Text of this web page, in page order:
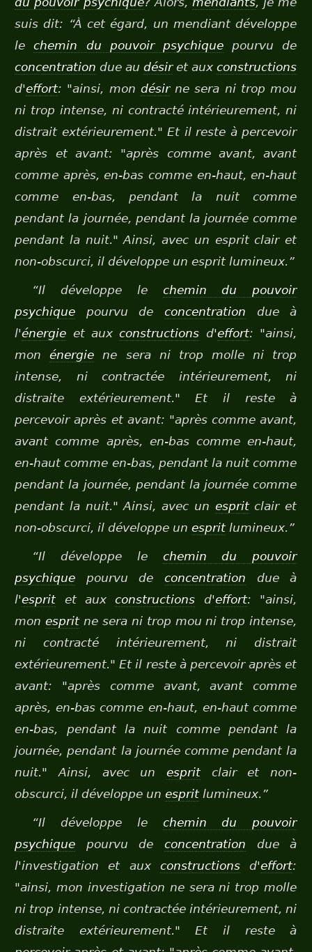
suis dit: “À cet égard, un mendiant développe
lechemin du pouvoir psychiquepourvu de
concentration due audésiret auxconstructions
d'effort: "ainsi, mon désirne sera ni trop mou
ni trop intense, ni contracté intérieurement, ni
distrait extérieurement." Et il reste à percevoir
après et avant: "après comme avant, avant
comme après, en-bas comme en-haut, en-haut
comme en-bas, pendant la nuit comme
pendant la journée, pendant la journée comme
pendant la nuit." Ainsi, avec un esprit clair et
non-obscurci, il développe un esprit lumineux.”
“Il développe le chemin du pouvoir
psychique pourvu deconcentration due à
l'énergie et auxconstructions d'effort: "ainsi,
monénergie ne sera ni trop molle ni trop
intense, ni contractée intérieurement, ni
distraite extérieurement." Et il reste à
percevoir après et avant: "après comme avant,
avant comme après, en-bas comme en-haut,
en-haut comme en-bas, pendant la nuit comme
pendant la journée, pendant la journée comme
pendant la nuit." Ainsi, avec un espritclair et
non-obscurci, il développe unesprit lumineux.”
“Il développe le chemin du pouvoir
psychique pourvu deconcentration due à
l'esprit et auxconstructions d'effort: "ainsi,
monesprit ne sera ni trop mou ni trop intense,
ni contracté intérieurement, ni distrait
extérieurement." Et il reste à percevoir après et
avant: "après comme avant, avant comme
après, en-bas comme en-haut, en-haut comme
en-bas, pendant la nuit comme pendant la
journée, pendant la journée comme pendant la
nuit." Ainsi, avec unesprit clair et non-
obscurci, il développe unesprit lumineux.”
“Il développe le chemin du pouvoir
psychique pourvu deconcentration due à
l'investigation et aux constructionsd'effort:
"ainsi, mon investigation ne sera ni trop molle
ni trop intense, ni contractée intérieurement, ni
distraite extérieurement." Et il reste à